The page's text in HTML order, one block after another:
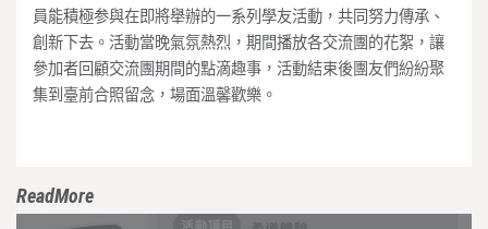
員能積極参與在即將舉辦的一系列學友活動，共同努力傳承、
創新下去。活動當晚氣氛熱烈，期間播放各交流團的花絮，讓
參加者回顧交流團期間的點滴趣事，活動結束後團友們紛紛聚
集到臺前合照留念，場面溫馨歡樂。
ReadMore